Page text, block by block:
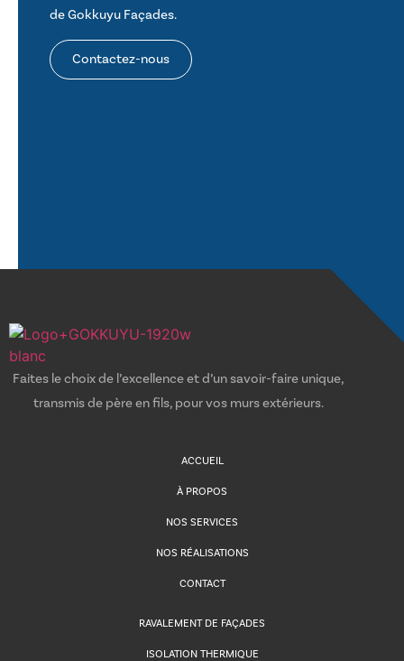
de Gokkuyu Façades.
Contactez-nous
Faites le choix de l’excellence et d’un savoir-faire unique,
transmis de père en fils, pour vos murs extérieurs.
ACCUEIL
À PROPOS
NOS SERVICES
NOS RÉALISATIONS
CONTACT
RAVALEMENT DE FAÇADES
ISOLATION THERMIQUE